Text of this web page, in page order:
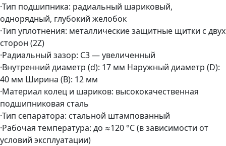
·Тип подшипника: радиальный шариковый,
однорядный, глубокий желобок
·Тип уплотнения: металлические защитные щитки с двух
сторон (2Z)
·Радиальный зазор: C3 — увеличенный
·Внутренний диаметр (d): 17 мм Наружный диаметр (D):
40 мм Ширина (B): 12 мм
·Материал колец и шариков: высококачественная
подшипниковая сталь
·Тип сепаратора: стальной штампованный
·Рабочая температура: до ≈120 °C (в зависимости от
условий эксплуатации)